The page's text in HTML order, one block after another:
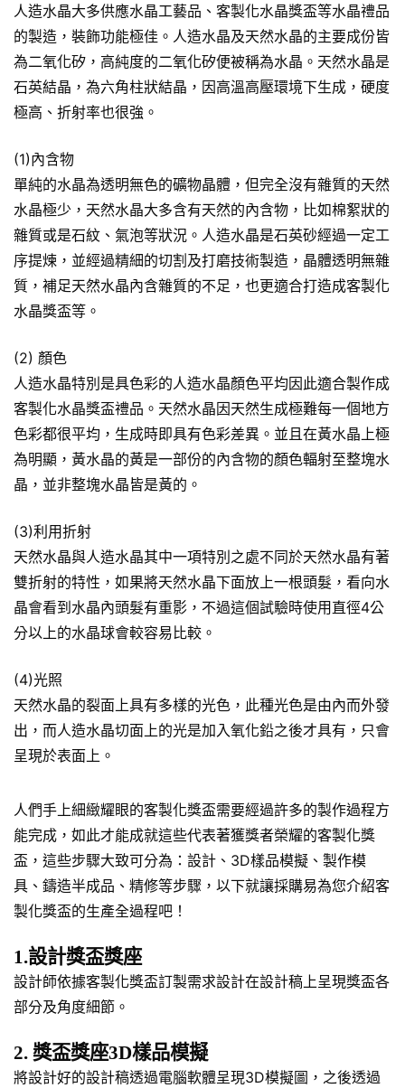
人造水晶大多供應水晶工藝品、客製化水晶獎盃等水晶禮品
的製造，裝飾功能極佳。人造水晶及天然水晶的主要成份皆
為二氧化矽，高純度的二氧化矽便被稱為水晶。天然水晶是
石英結晶，為六角柱狀結晶，因高溫高壓環境下生成，硬度
極高、折射率也很強。
(1)內含物
單純的水晶為透明無色的礦物晶體，但完全沒有雜質的天然
水晶極少，天然水晶大多含有天然的內含物，比如棉絮狀的
雜質或是石紋、氣泡等狀況。人造水晶是石英砂經過一定工
序提煉，並經過精細的切割及打磨技術製造，晶體透明無雜
質，補足天然水晶內含雜質的不足，也更適合打造成客製化
水晶獎盃等。
(2) 顏色
人造水晶特別是具色彩的人造水晶顏色平均因此適合製作成
客製化水晶獎盃禮品。天然水晶因天然生成極難每一個地方
色彩都很平均，生成時即具有色彩差異。並且在黃水晶上極
為明顯，黃水晶的黃是一部份的內含物的顏色輻射至整塊水
晶，並非整塊水晶皆是黃的。
(3)利用折射
天然水晶與人造水晶其中一項特別之處不同於天然水晶有著
雙折射的特性，如果將天然水晶下面放上一根頭髮，看向水
晶會看到水晶內頭髮有重影，不過這個試驗時使用直徑4公
分以上的水晶球會較容易比較。
(4)光照
天然水晶的裂面上具有多樣的光色，此種光色是由內而外發
出，而人造水晶切面上的光是加入氧化鉛之後才具有，只會
呈現於表面上。
人們手上細緻耀眼的客製化獎盃需要經過許多的製作過程方
能完成，如此才能成就這些代表著獲獎者榮耀的客製化獎
盃，這些步驟大致可分為：設計、3D樣品模擬、製作模
具、鑄造半成品、精修等步驟，以下就讓採購易為您介紹客
製化獎盃的生產全過程吧！
1.設計獎盃獎座
設計師依據客製化獎盃訂製需求設計在設計稿上呈現獎盃各
部分及角度細節。
2. 獎盃獎座3D樣品模擬
將設計好的設計稿透過電腦軟體呈現3D模擬圖，之後透過